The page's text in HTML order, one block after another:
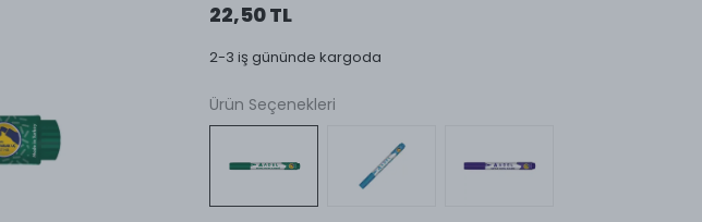
22,50 TL
2-3 iş gününde kargoda
Ürün Seçenekleri